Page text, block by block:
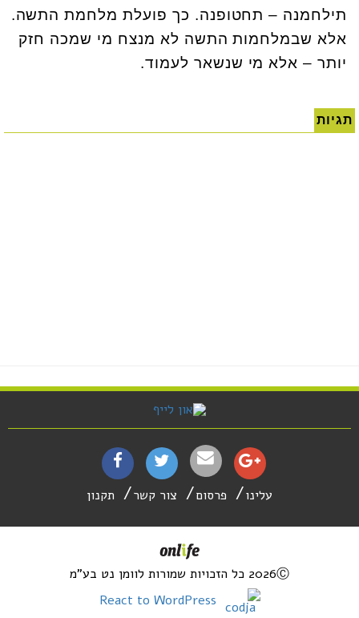
תילחמנה – תחטופנה. כך פועלת מלחמת התשה.
אלא שבמלחמות התשה לא מנצח מי שמכה חזק
יותר – אלא מי שנשאר לעמוד.
תגיות
עלינו פרסום צור קשר תקנון
2026Ⓒ כל הזכויות שמורות לוומן נט בע"מ